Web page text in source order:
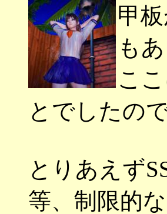
甲
も
こ
とでしたので
とりあえず
等、制限的